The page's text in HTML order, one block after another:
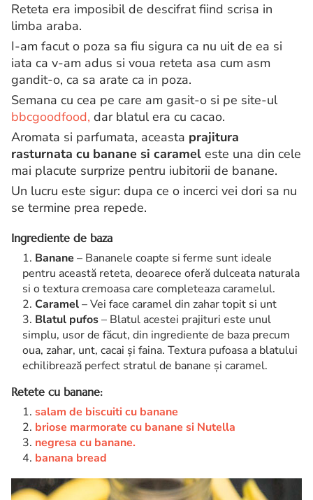
Reteta era imposibil de descifrat fiind scrisa in
limba araba.
I-am facut o poza sa fiu sigura ca nu uit de ea si
iata ca v-am adus si voua reteta asa cum asm
gandit-o, ca sa arate ca in poza.
Semana cu cea pe care am gasit-o si pe site-ul
bbcgoodfood, dar blatul era cu cacao.
Aromata si parfumata, aceasta prajitura
rasturnata cu banane si caramel este una din cele
mai placute surprize pentru iubitorii de banane.
Un lucru este sigur: dupa ce o incerci vei dori sa nu
se termine prea repede.
Ingrediente de baza
Banane – Bananele coapte si ferme sunt ideale
pentru această reteta, deoarece oferă dulceata naturala
si o textura cremoasa care completeaza caramelul.
Caramel– Vei face caramel din zahar topit si unt
Blatul pufos– Blatul acestei prajituri este unul
simplu, usor de făcut, din ingrediente de baza precum
oua, zahar, unt, cacai și faina. Textura pufoasa a blatului
echilibrează perfect stratul de banane și caramel.
Retete cu banane:
salam de biscuiti cu banane
briose marmorate cu banane si Nutella
negresa cu banane.
banana bread